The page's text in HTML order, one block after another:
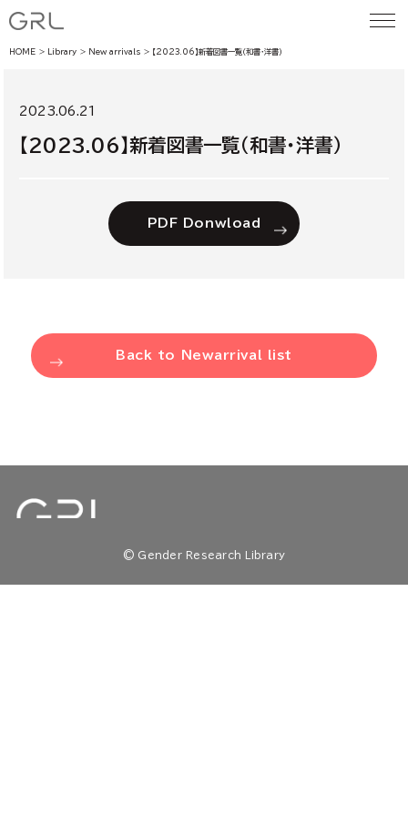
HOME Library New arrivals 【2023.06】新着図書一覧（和書・洋書）
2023.06.21
【2023.06】新着図書一覧（和書・洋書）
PDF Donwload
Back to Newarrival list
© Gender Research Library